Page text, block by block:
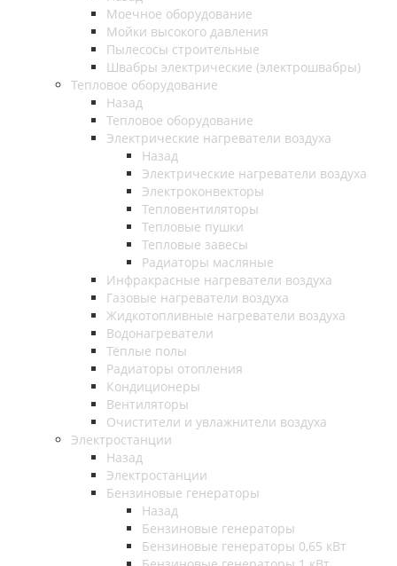
Моечное оборудование
Мойки высокого давления
Пылесосы строительные
Швабры электрические (электрошвабры)
Тепловое оборудование
Назад
Тепловое оборудование
Электрические нагреватели воздуха
Назад
Электрические нагреватели воздуха
Электроконвекторы
Тепловентиляторы
Тепловые пушки
Тепловые завесы
Радиаторы масляные
Инфракрасные нагреватели воздуха
Газовые нагреватели воздуха
Жидкотопливные нагреватели воздуха
Водонагреватели
Тёплые полы
Радиаторы отопления
Кондиционеры
Вентиляторы
Очистители и увлажнители воздуха
Электростанции
Назад
Электростанции
Бензиновые генераторы
Назад
Бензиновые генераторы
Бензиновые генераторы 0,65 кВт